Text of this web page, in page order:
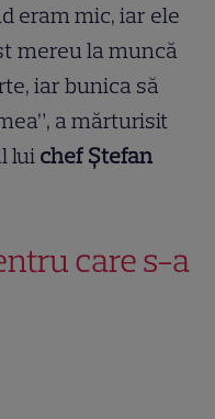
eram mic, iar ele
mereu la muncă
iar bunica să
a mărturisit
lui chef Ștefan
care s-a